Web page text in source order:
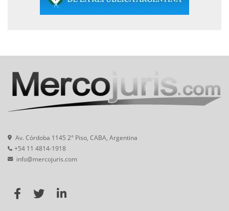
Av. Córdoba 1145 2° Piso, CABA, Argentina
+54 11 4814-1918
info@mercojuris.com